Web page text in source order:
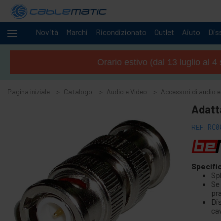
Novità Marchi Ricondizionato Outlet Aiuto
Cavi +
Racks
server
Accessori di audio e video
Accessori per la cattura video
Accessori e adattatori AV
Altoparlanti rinforzo
+
Cavi OFC audio e video
+
Cavi audio
Orario estivo (dal 13 luglio al
Pagina iniziale Catalogo Audio e Video Accessori di audio
REF: